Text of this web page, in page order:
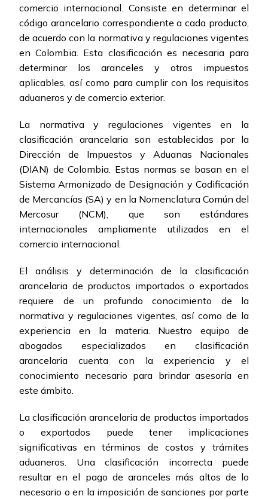
comercio internacional. Consiste en determinar el
código arancelario correspondiente a cada producto,
de acuerdo con la normativa y regulaciones vigentes
en Colombia. Esta clasificación es necesaria para
determinar los aranceles y otros impuestos
aplicables, así como para cumplir con los requisitos
aduaneros y de comercio exterior.
La normativa y regulaciones vigentes en la
clasificación arancelaria son establecidas por la
Dirección de Impuestos y Aduanas Nacionales
(DIAN) de Colombia. Estas normas se basan en el
Sistema Armonizado de Designación y Codificación
de Mercancías (SA) y en la Nomenclatura Común del
Mercosur (NCM), que son estándares
internacionales ampliamente utilizados en el
comercio internacional.
El análisis y determinación de la clasificación
arancelaria de productos importados o exportados
requiere de un profundo conocimiento de la
normativa y regulaciones vigentes, así como de la
experiencia en la materia. Nuestro equipo de
abogados especializados en clasificación
arancelaria cuenta con la experiencia y el
conocimiento necesario para brindar asesoría en
este ámbito.
La clasificación arancelaria de productos importados
o exportados puede tener implicaciones
significativas en términos de costos y trámites
aduaneros. Una clasificación incorrecta puede
resultar en el pago de aranceles más altos de lo
necesario o en la imposición de sanciones por parte